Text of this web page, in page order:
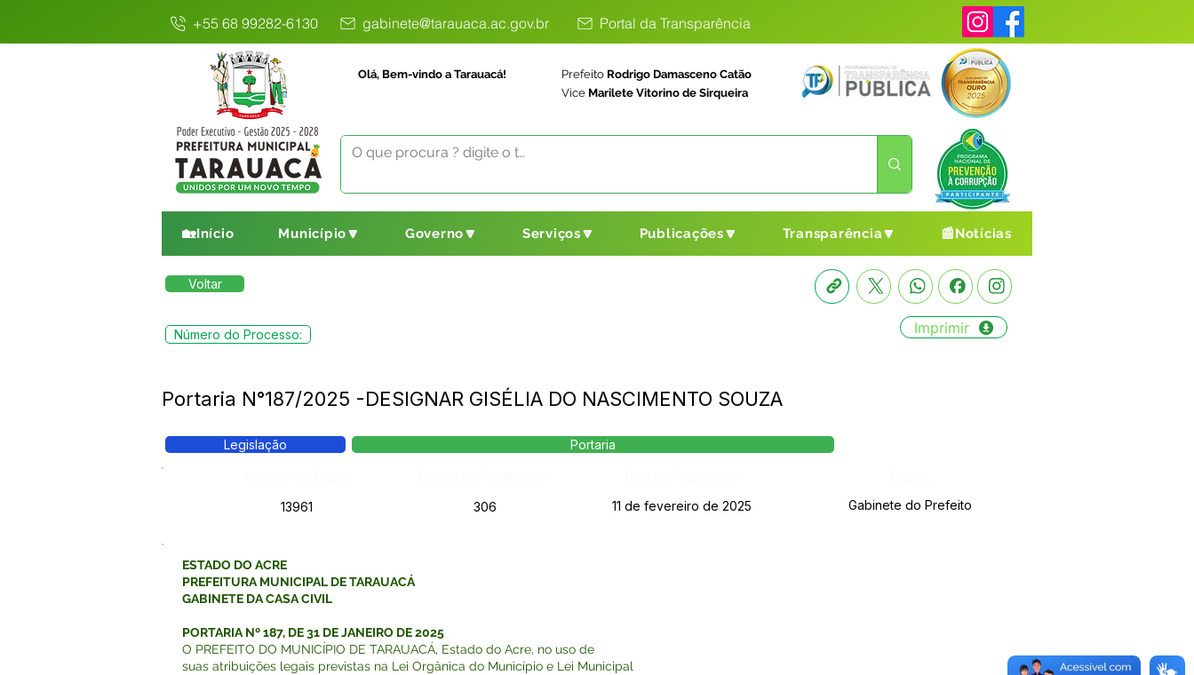
+55 68 99282-6130 gabinete@tarauaca.ac.gov.br Portal da Transparência
Olá, Bem-vindo a Tarauacá! Prefeito Rodrigo Damasceno Catão
Vice Marilete Vitorino de Sirqueira
🏡Início Município🔽 Governo🔽 Serviços🔽 Publicações🔽 Transparência🔽 📰Notícias
Voltar
Número do Processo: Imprimir
Portaria N°187/2025 -DESIGNAR GISÉLIA DO NASCIMENTO SOUZA
Legislação Portaria
13961
306 11 de fevereiro de 2025 Gabinete do Prefeito
ESTADO DO ACRE
PREFEITURA MUNICIPAL DE TARAUACÁ
GABINETE DA CASA CIVIL
PORTARIA Nº 187, DE 31 DE JANEIRO DE 2025
O PREFEITO DO MUNICÍPIO DE TARAUACÁ, Estado do Acre, no uso de
suas atribuições legais previstas na Lei Orgânica do Município e Lei Municipal